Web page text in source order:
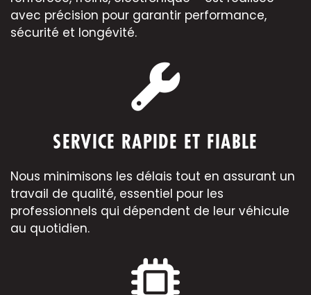
avec précision pour garantir performance,
sécurité et longévité.
SERVICE RAPIDE ET FIABLE
Nous minimisons les délais tout en assurant un
travail de qualité, essentiel pour les
professionnels qui dépendent de leur véhicule
au quotidien.